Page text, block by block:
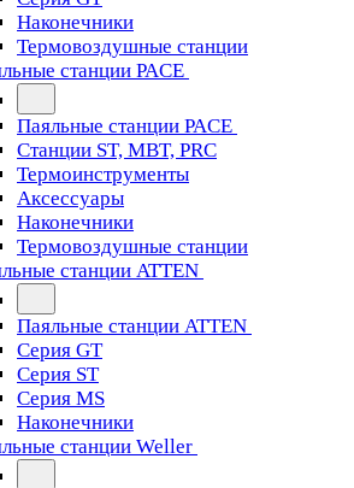
Наконечники
Термовоздушные станции
станции PACE
Паяльные станции PACE
Станции ST, MBT, PRC
Термоинструменты
Аксессуары
Наконечники
Термовоздушные станции
станции ATTEN
Паяльные станции ATTEN
Серия GT
Серия ST
Серия MS
Наконечники
станции Weller